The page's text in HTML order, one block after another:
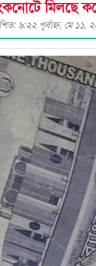
মিলছে
৯:২২ পূর্বাহ্ণ, মে ১১,